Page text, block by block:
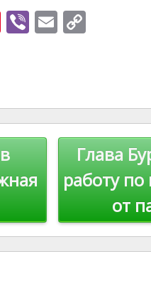
Pi
nt
st
Vi
b
E
m
Li
n
k
Глава
работу
от